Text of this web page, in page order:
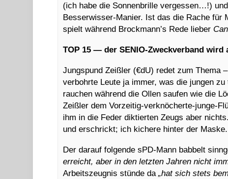
(ich habe die Sonnenbrille vergessen…!)
Besserwisser-Manier. Ist das die Rache für
spielt während Brockmann’s Rede lieber
TOP 15— der SENIO-Zweckverband wird
Jungspund Zeißler (€dU) redet zum Thema
verbohrte Leute ja immer, was die jungen
rauchen während die Ollen saufen wie die
Zeißler dem Vorzeitig-verknöcherte-junge-
ihm in die Feder diktierten Zeugs aber
und erschrickt; ich kichere hinter der Maske.
Der darauf folgende sPD-Mann babbelt
erreicht, aber in den letzten Jahren nicht
Arbeitszeugnis stünde da„hat sich stets